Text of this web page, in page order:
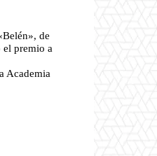
de
el premio a
Academia